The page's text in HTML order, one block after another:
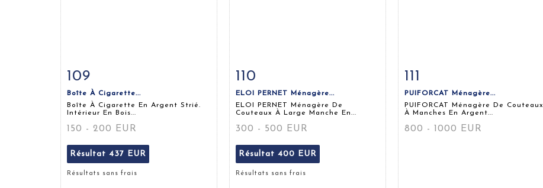
Fiche détaillée
109
Boîte À Cigarette...
Boîte À Cigarette En Argent Strié.
Intérieur En Bois...
150 - 200 EUR
Résultat 437 EUR
Résultats sans frais
Fiche détaillée
110
ELOI PERNET Ménagère...
ELOI PERNET Ménagère De
Couteaux À Large Manche En...
300 - 500 EUR
Résultat 400 EUR
Résultats sans frais
111
PUIFORCAT Ménagère...
PUIFORCAT Ménagère De Couteaux
À Manches En Argent...
800 - 1000 EUR